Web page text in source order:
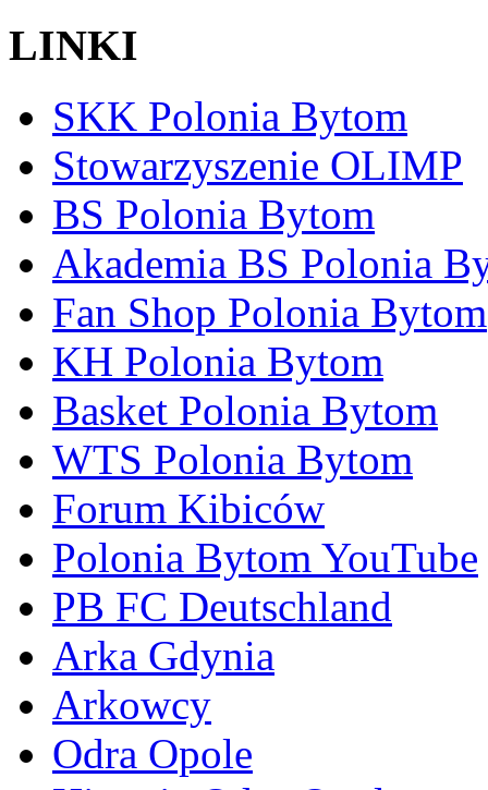
LINKI
SKK Polonia Bytom
Stowarzyszenie OLIMP
BS Polonia Bytom
Akademia BS Polonia
Fan Shop Polonia Bytom
KH Polonia Bytom
Basket Polonia Bytom
WTS Polonia Bytom
Forum Kibiców
Polonia Bytom YouTube
PB FC Deutschland
Arka Gdynia
Arkowcy
Odra Opole